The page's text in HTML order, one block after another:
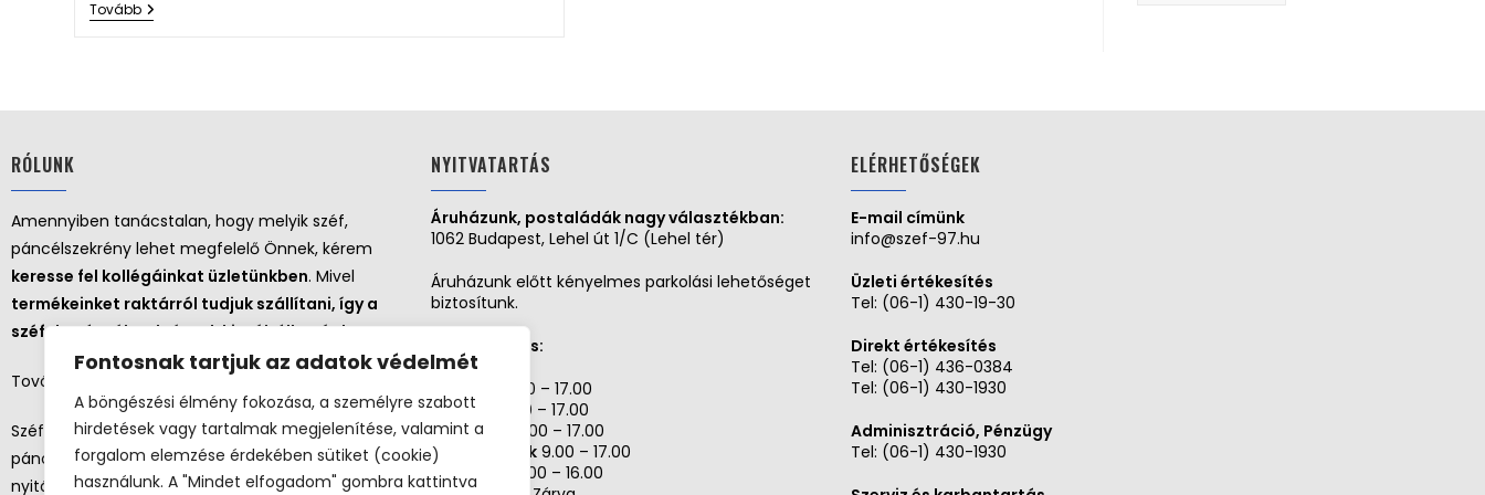
Fontosnak tartjuk az adatok védelmét
A böngészési élmény fokozása, a személyre szabott
hirdetések vagy tartalmak megjelenítése, valamint a
forgalom elemzése érdekében sütiket (cookie)
használunk. A "Mindet elfogadom" gombra kattintva
Tovább
RÓLUNK
Amennyiben tanácstalan, hogy melyik széf,
páncélszekrény lehet megfelelő Önnek, kérem
keresse fel kollégáinkat üzletünkben. Mivel
termékeinket raktárról tudjuk szállítani, így a
széfek, páncélszekrények kipróbálhatóak!
További szolgáltatásaink:
Széf, páncélszekrény kiszállítása | Széf,
páncélszekrény telepítés | Széf, páncélszekrény
nyitás
NYITVATARTÁS
Áruházunk, postaládák nagy választékban:
1062 Budapest, Lehel út 1/C (Lehel tér)
Áruházunk előtt kényelmes parkolási lehetőséget
biztosítunk.
Nyitva tartás:
9.00 – 17.00
Kedd
9.00 – 17.00
Szerda
9.00 – 17.00
Csütörtök9.00 – 17.00
Péntek
9.00 – 16.00
ELÉRHETŐSÉGEK
E-mail címünk
info@szef-97.hu
Üzleti értékesítés
Tel: (06-1) 430-19-30
Direkt értékesítés
Tel: (06-1) 436-0384
Tel: (06-1) 430-1930
Adminisztráció, Pénzügy
Tel: (06-1) 430-1930